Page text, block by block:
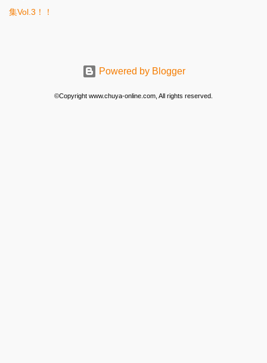
集Vol.3！！
Powered by Blogger
©Copyright www.chuya-online.com, All rights reserved.